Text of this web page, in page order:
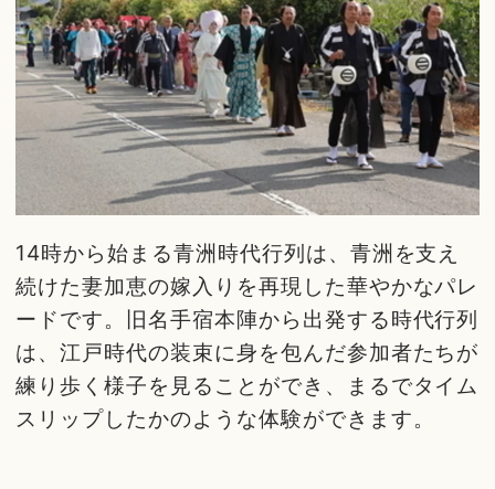
14時から始まる青洲時代行列は、青洲を支え
続けた妻加恵の嫁入りを再現した華やかなパレ
ードです。旧名手宿本陣から出発する時代行列
は、江戸時代の装束に身を包んだ参加者たちが
練り歩く様子を見ることができ、まるでタイム
スリップしたかのような体験ができます。